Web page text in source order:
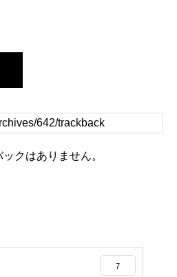
クはありません。
7